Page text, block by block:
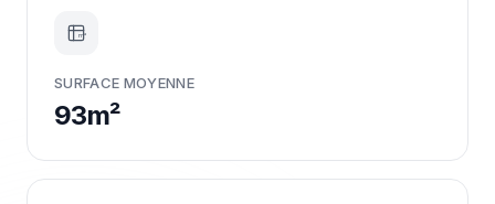
m²
SURFACE MOYENNE
93m²